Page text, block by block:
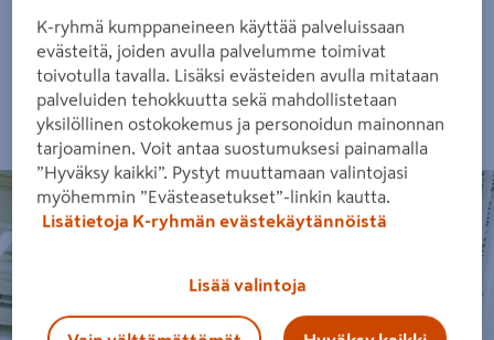
pienellä kuukausimaksulla. Asioimalla K-Raudassa
kerrytät rahanarvoisia Plussa-pisteitä ja hyödynnät
Plussa-kortilla saatavat edut.
K-ryhmä kumppaneineen käyttää palveluissaan
evästeitä, joiden avulla palvelumme toimivat
toivotulla tavalla. Lisäksi evästeiden avulla mitataan
palveluiden tehokkuutta sekä mahdollistetaan
yksilöllinen ostokokemus ja personoidun mainonnan
tarjoaminen. Voit antaa suostumuksesi painamalla
”Hyväksy kaikki”. Pystyt muuttamaan valintojasi
myöhemmin ”Evästeasetukset”-linkin kautta.
Lisätietoja K-ryhmän evästekäytännöistä
Lisää valintoja